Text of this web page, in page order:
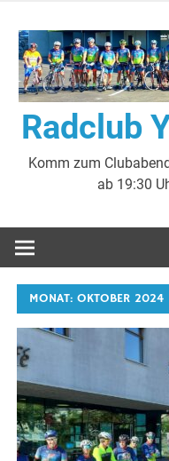
Inhalt
springen
Radclub
Komm zum
ab 19:30
MONAT:OKTOBER 2024